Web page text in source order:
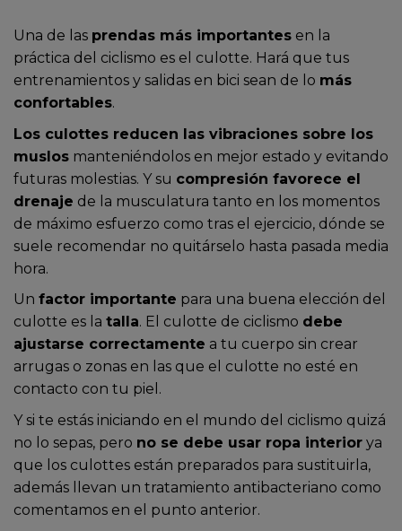
Una de las prendas más importantes en la
práctica del ciclismo es el culotte. Hará que tus
entrenamientos y salidas en bici sean de lo más
confortables.
Los culottes reducen las vibraciones sobre los
muslos manteniéndolos en mejor estado y evitando
futuras molestias. Y su compresión favorece el
drenaje de la musculatura tanto en los momentos
de máximo esfuerzo como tras el ejercicio, dónde se
suele recomendar no quitárselo hasta pasada media
hora.
Un factor importante para una buena elección del
culotte es la talla. El culotte de ciclismo debe
ajustarse correctamente a tu cuerpo sin crear
arrugas o zonas en las que el culotte no esté en
contacto con tu piel.
Y si te estás iniciando en el mundo del ciclismo quizá
no lo sepas, pero no se debe usar ropa interior ya
que los culottes están preparados para sustituirla,
además llevan un tratamiento antibacteriano como
comentamos en el punto anterior.